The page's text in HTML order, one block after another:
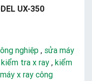
UX-350
nghiệp , sửa máy
tra x ray , kiểm
máy x ray công